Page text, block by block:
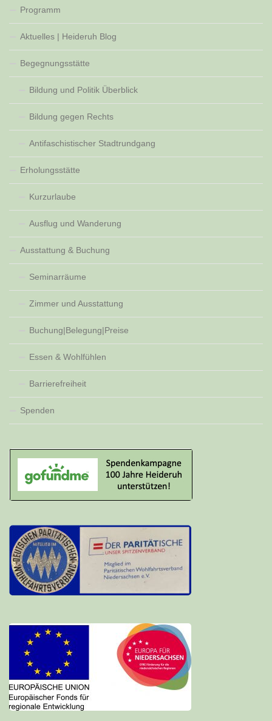
Programm
Aktuelles | Heideruh Blog
Begegnungsstätte
Bildung und Politik Überblick
Bildung gegen Rechts
Antifaschistischer Stadtrundgang
Erholungsstätte
Kurzurlaube
Ausflug und Wanderung
Ausstattung & Buchung
Seminarräume
Zimmer und Ausstattung
Buchung|Belegung|Preise
Essen & Wohlfühlen
Barrierefreiheit
Spenden